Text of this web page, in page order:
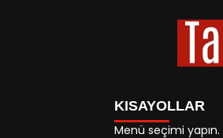
hayatını
30.07.2024 01:08